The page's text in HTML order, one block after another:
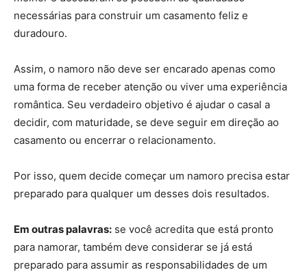
necessárias para construir um casamento feliz e
duradouro.
Assim, o namoro não deve ser encarado apenas como
uma forma de receber atenção ou viver uma experiência
romântica. Seu verdadeiro objetivo é ajudar o casal a
decidir, com maturidade, se deve seguir em direção ao
casamento ou encerrar o relacionamento.
Por isso, quem decide começar um namoro precisa estar
preparado para qualquer um desses dois resultados.
Em outras palavras: se você acredita que está pronto
para namorar, também deve considerar se já está
preparado para assumir as responsabilidades de um